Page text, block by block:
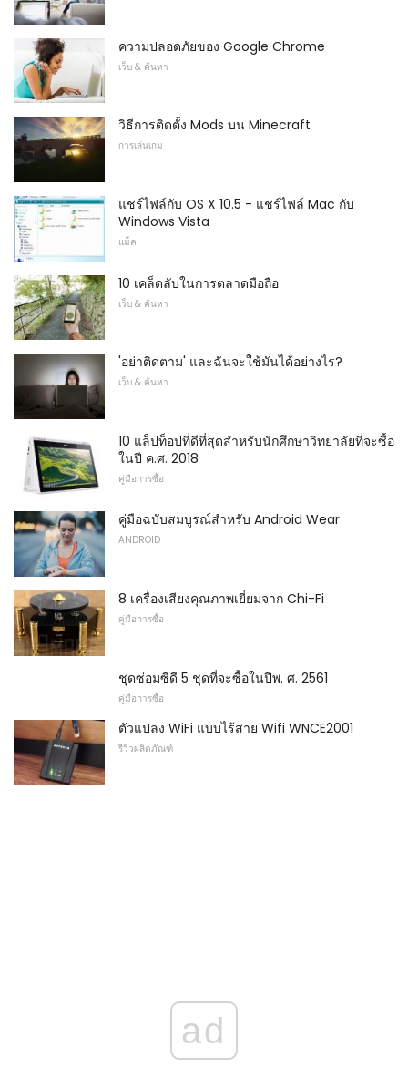
ความปลอดภัยของ Google Chrome
เว็บ & ค้นหา
วิธีการติดตั้ง Mods บน Minecraft
การเล่นเกม
แชร์ไฟล์กับ OS X 10.5 - แชร์ไฟล์ Mac กับ
Windows Vista
แม็ค
10 เคล็ดลับในการตลาดมือถือ
เว็บ & ค้นหา
'อย่าติดตาม' และฉันจะใช้มันได้อย่างไร?
เว็บ & ค้นหา
10 แล็ปท็อปที่ดีที่สุดสำหรับนักศึกษาวิทยาลัยที่จะซื้อ
ในปี ค.ศ. 2018
คู่มือการซื้อ
คู่มือฉบับสมบูรณ์สำหรับ Android Wear
ANDROID
8 เครื่องเสียงคุณภาพเยี่ยมจาก Chi-Fi
คู่มือการซื้อ
ชุดซ่อมซีดี 5 ชุดที่จะซื้อในปีพ. ศ. 2561
คู่มือการซื้อ
ตัวแปลง WiFi แบบไร้สาย Wifi WNCE2001
รีวิวผลิตภัณฑ์
ad